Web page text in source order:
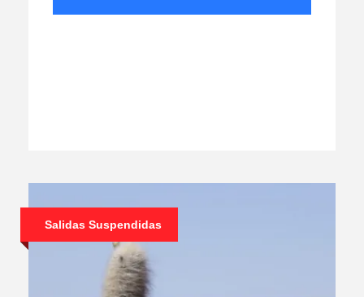
Salidas Suspendidas